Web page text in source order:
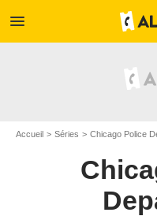
menu
Accueil Séries Chicago Police